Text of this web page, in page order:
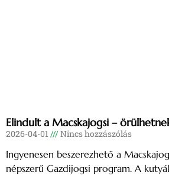
Elindult a Macskajogsi –
2026-04-01 Nincs hozzászólás
Ingyenesen beszerezhető a
népszerű Gazdijogsi program. A